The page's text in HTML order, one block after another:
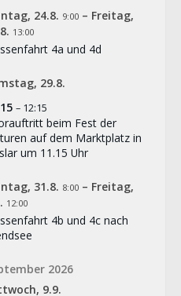
24.8. 9:00 – Freitag,
8. 13:00
4a und 4d
29.8.
– 12:15
beim Fest der
auf dem Marktplatz in
um 11.15 Uhr
31.8. 8:00 – Freitag,
12:00
4b und 4c nach
2026
9.9.